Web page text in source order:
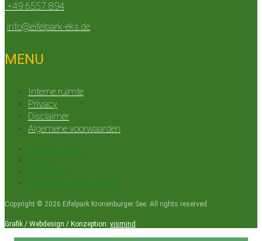
+49 6557 894
info@eifelpark-eks.de
MENU
Interne ruimte
Privacy
Disclaimer
Algemene voorwaarden
Interne ruimte
Privacy
Disclaimer
Algemene voorwaarden
Copyright © 2026 Eifelpark Kronenburger See. All rights reserved.
Grafik / Webdesign / Konzeption: vismind